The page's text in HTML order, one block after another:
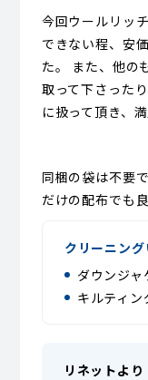
今回ウールリッ
できない程、安
た。 また、他の
取って下さった
に扱って頂き、
同梱の袋は不要
だけの配布でも
クリーニン
ダウンジ
キルティ
リネットより